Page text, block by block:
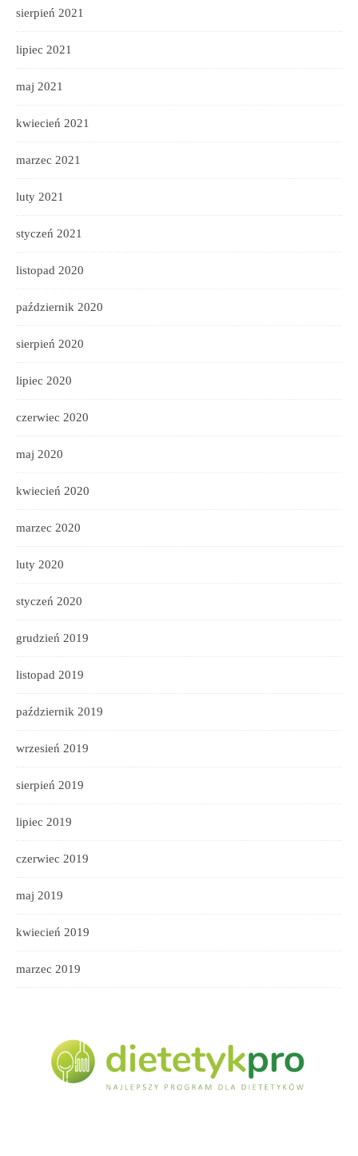
sierpień 2021
lipiec 2021
maj 2021
kwiecień 2021
marzec 2021
luty 2021
styczeń 2021
listopad 2020
październik 2020
sierpień 2020
lipiec 2020
czerwiec 2020
maj 2020
kwiecień 2020
marzec 2020
luty 2020
styczeń 2020
grudzień 2019
listopad 2019
październik 2019
wrzesień 2019
sierpień 2019
lipiec 2019
czerwiec 2019
maj 2019
kwiecień 2019
marzec 2019